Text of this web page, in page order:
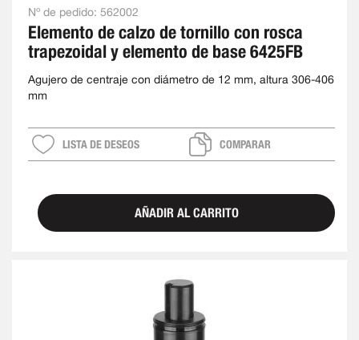
Nº de pedido: 562002
Elemento de calzo de tornillo con rosca
trapezoidal y elemento de base 6425FB
Agujero de centraje con diámetro de 12 mm, altura 306-406
mm
LISTA DE DESEOS COMPARAR
AÑADIR AL CARRITO